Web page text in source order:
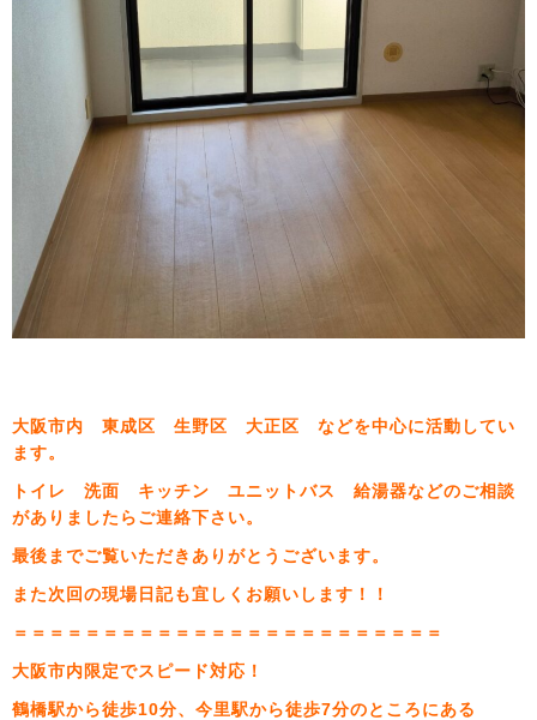
大阪市内 東成区 生野区 大正区 などを中心に活動してい
ます。
トイレ 洗面 キッチン ユニットバス 給湯器などのご相談
がありましたらご連絡下さい。
最後までご覧いただきありがとうございます。
また次回の現場日記も宜しくお願いします！！
＝＝＝＝＝＝＝＝＝＝＝＝＝＝＝＝＝＝＝＝＝＝＝＝
大阪市内限定でスピード対応！
鶴橋駅から徒歩10分、今里駅から徒歩7分のところにある